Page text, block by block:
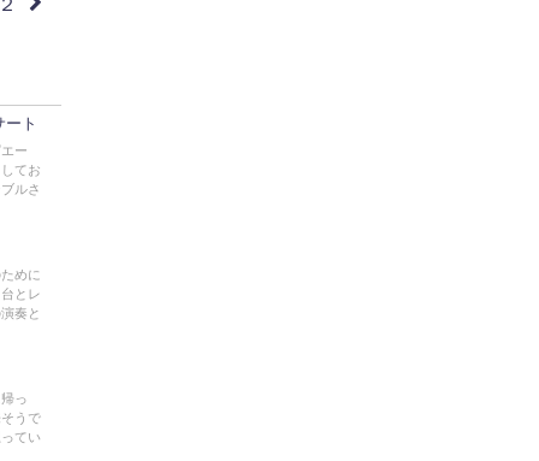
ート
ー
てお
ルさ
めに
とレ
奏と
っ
うで
てい